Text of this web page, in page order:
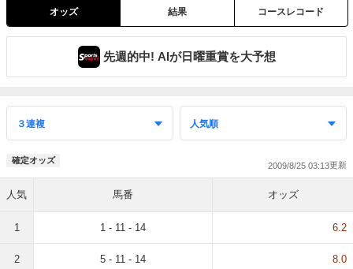
オッズ 結果 コースレコード
先週的中! AIが日曜重賞を大予想
確定オッズ
2009/8/25 03:13
人気 馬番 オッズ
1 1 - 11 - 14 6.2
2 5 - 11 - 14 8.0